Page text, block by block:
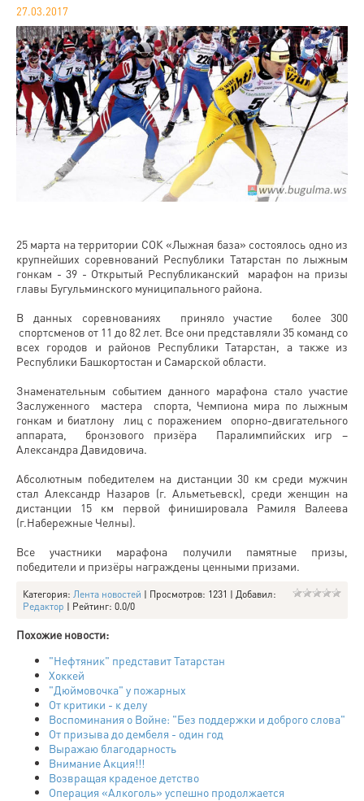
27.03.2017
25 марта на территории СОК «Лыжная база» состоялось одно из
крупнейших соревнований Республики Татарстан по лыжным
гонкам - 39 - Открытый Республиканский марафон на призы
главы Бугульминского муниципального района.
В данных соревнованиях приняло участие более 300
спортсменов от 11 до 82 лет. Все они представляли 35 команд со
всех городов и районов Республики Татарстан, а также из
Республики Башкортостан и Самарской области.
Знаменательным событием данного марафона стало участие
Заслуженного мастера спорта, Чемпиона мира по лыжным
гонкам и биатлону лиц с поражением опорно-двигательного
аппарата, бронзового призёра Паралимпийских игр –
Александра Давидовича.
Абсолютным победителем на дистанции 30 км среди мужчин
стал Александр Назаров (г. Альметьевск), среди женщин на
дистанции 15 км первой финишировала Рамиля Валеева
(г.Набережные Челны).
Все участники марафона получили памятные призы,
победители и призёры награждены ценными призами.
Категория: Лента новостей | Просмотров: 1231 | Добавил:
Редактор | Рейтинг: 0.0/0
Похожие новости:
"Нефтяник" представит Татарстан
Хоккей
"Дюймовочка" у пожарных
От критики - к делу
Воспоминания о Войне: "Без поддержки и доброго слова"
От призыва до дембеля - один год
Выражаю благодарность
Внимание Акция!!!
Возвращая краденое детство
Операция «Алкоголь» успешно продолжается